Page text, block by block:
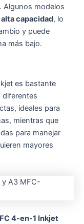
Algunos modelos
capacidad, lo
y puede
más bajo.
es bastante
diferentes
ideales para
mientras que
para manejar
mayores
4-en-1 Inkjet